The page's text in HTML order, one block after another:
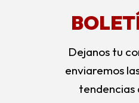
Dejanos tu
enviaremos
tendencias